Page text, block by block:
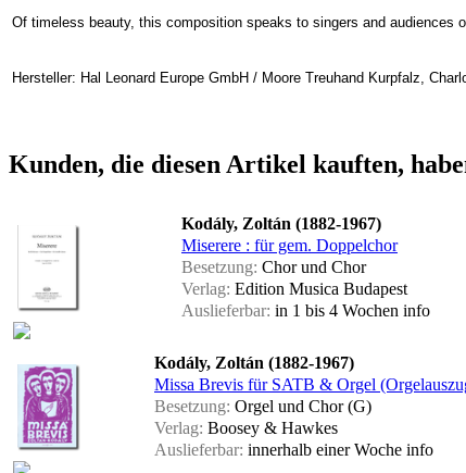
Of timeless beauty, this composition speaks to singers and audiences
Hersteller: Hal Leonard Europe GmbH / Moore Treuhand Kurpfalz,
Kunden, die diesen Artikel kauften,
Kodály, Zoltán (1882-1967)
Miserere : für gem. Doppelchor
Besetzung: Chor und Chor
Verlag: Edition Musica Budapest
Auslieferbar: in 1 bis 4 Wochen info
Kodály, Zoltán (1882-1967)
Missa Brevis für SATB & Orgel
Besetzung: Orgel und Chor (G)
Verlag: Boosey & Hawkes
Auslieferbar: innerhalb einer Woche info